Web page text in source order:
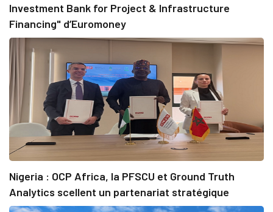
Investment Bank for Project & Infrastructure
Financing" d’Euromoney
Nigeria : OCP Africa, la PFSCU et Ground Truth
Analytics scellent un partenariat stratégique